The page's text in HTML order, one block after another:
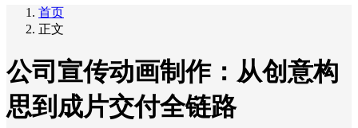
首页
正文
公司宣传动画制作：从创意构
思到成片交付全链路